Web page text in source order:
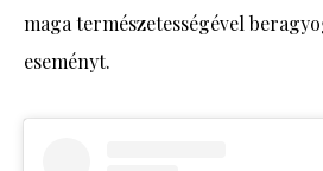
maga természetességével
eseményt.